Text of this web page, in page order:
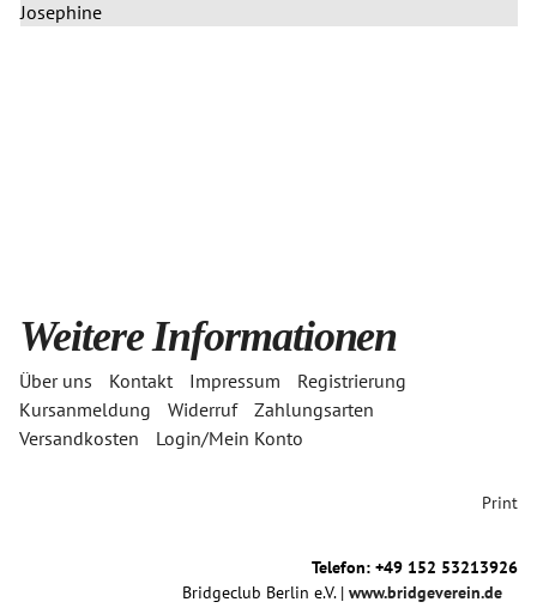
Josephine
Weitere Informationen
Über uns Kontakt Impressum
Registrierung
Kursanmeldung
Widerruf
Zahlungsarten
Versandkosten
Login/Mein Konto
Print
Telefon: +49 152 53213926
Bridgeclub Berlin e.V. | www.bridgeverein.de